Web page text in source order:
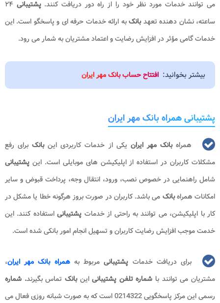
می توانند خدمات مورد نظر خود را از راه دور دریافت کنند.پشتیبانی ۲۴
ساعته، نشان دهنده تعهدبانکبه ارائه خدمات حرفه ای و پاسخگو است. این
خدمات گامی مؤثر در افزایش رضایت و اعتماد مشتریان به شمار می رود.
بیشتر بخوانید: افتتاح حساب بانک مهر ایران
پشتیبانی همراه بانک مهر ایران
همراهبانک مهر ایران یکی از خدمات کاربردی اینبانکبرای رفع
مشکلات کاربران در استفاده از اپلیکیشن های موبایلی است. این پشتیبانی
شامل راهنمایی در خصوص نصب، ورود، انتقال وجه، پرداخت قبوض و سایر
امکانات همراهبانک می باشد. کاربران در صورت بروز هرگونه خطا یا مشکل در
کار با اپلیکیشن، می توانند به راحتی از خدمات پشتیبانیاستفاده کنند. این
خدمت موجب افزایش رضایت کاربران و تسهیل انجام امور بانکی شده است.
برای دریافت خدمات پشتیبانیمربوط بههمراه بانک مهر ایران،
مشتریان می توانند با شماره تلفن پشتیبانیاینبانک تماس بگیرند. شماره
رسمی این مرکز پاسخگویی 0214322 است که به صورت شبانه روزی فعال می